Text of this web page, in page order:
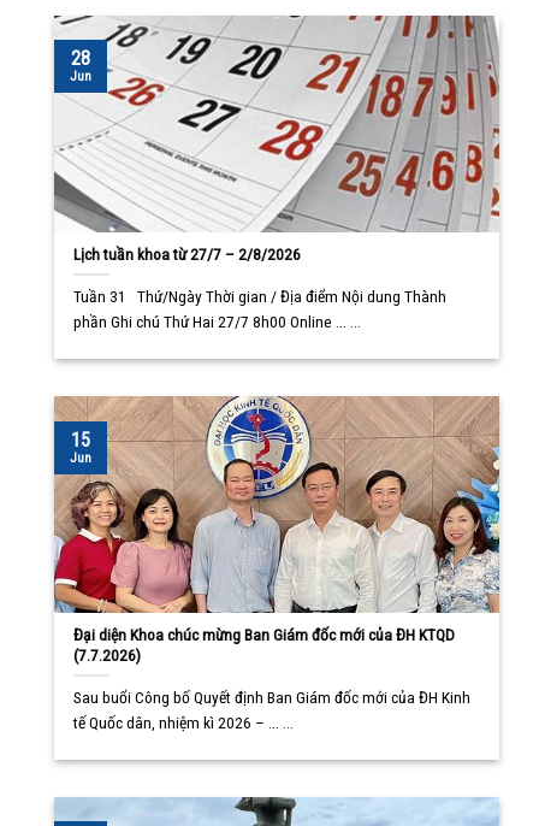
Lịch tuần khoa từ 27/7 – 2/8/2026
Tuần 31 Thứ/Ngày Thời gian / Địa điểm Nội dung Thành
phần Ghi chú Thứ Hai 27/7 8h00 Online ... ...
28
Jun
Đại diện Khoa chúc mừng Ban Giám đốc mới của ĐH KTQD
(7.7.2026)
Sau buổi Công bố Quyết định Ban Giám đốc mới của ĐH Kinh
tế Quốc dân, nhiệm kì 2026 – ... ...
15
Jun